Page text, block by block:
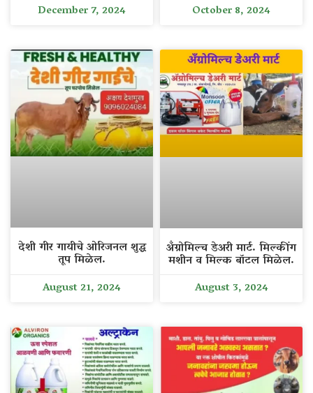
December 7, 2024 October 8, 2024
देशी गीर गायीचे ओरिजनल शुद्ध
तूप मिळेल.
August 21, 2024
अँग्रोमिल्च डेअरी मार्ट. मिल्कींग
मशीन व मिल्क बॉटल मिळेल.
August 3, 2024